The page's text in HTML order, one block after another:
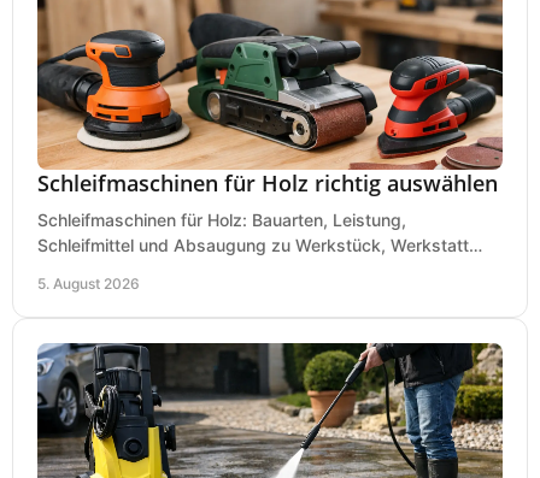
Schleifmaschinen für Holz richtig auswählen
Schleifmaschinen für Holz: Bauarten, Leistung,
Schleifmittel und Absaugung zu Werkstück, Werkstatt
5. August 2026